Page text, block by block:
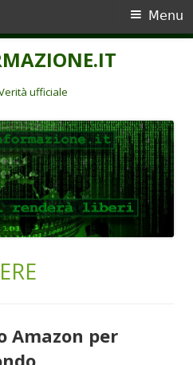
ufficiale
Menu
Amazon per